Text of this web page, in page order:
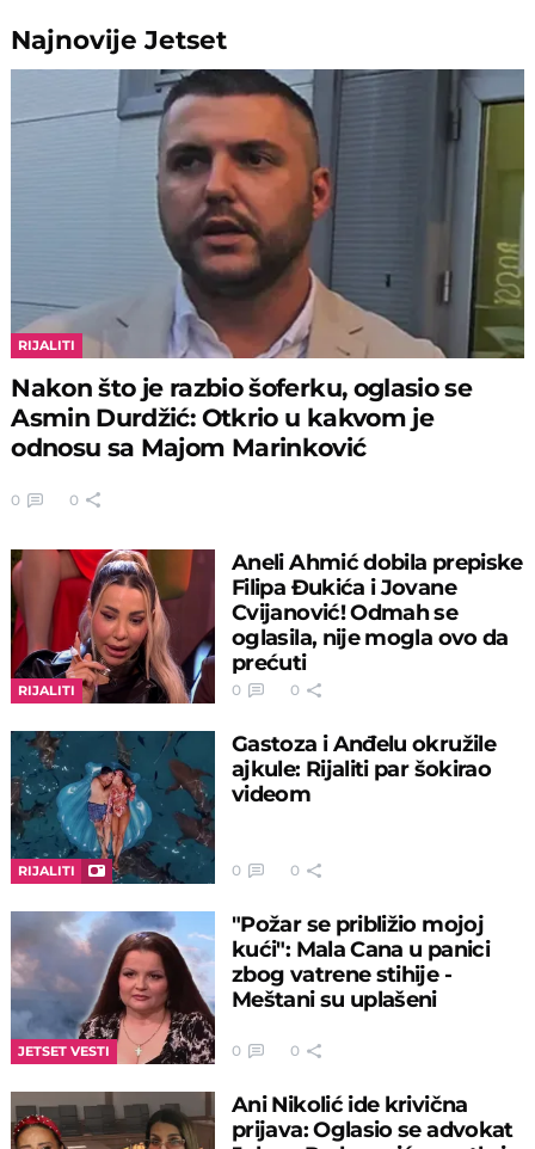
NajnovijeJetset
RIJALITI
Nakon što je razbio šoferku, oglasio se
Asmin Durdžić: Otkrio u kakvom je
odnosu sa Majom Marinković
0 0
RIJALITI
Aneli Ahmić dobila prepiske
Filipa Đukića i Jovane
Cvijanović! Odmah se
oglasila, nije mogla ovo da
prećuti
0 0
RIJALITI
Gastoza i Anđelu okružile
ajkule: Rijaliti par šokirao
videom
0 0
JETSET VESTI
"Požar se približio mojoj
kući": Mala Cana u panici
zbog vatrene stihije -
Meštani su uplašeni
0 0
Ani Nikolić ide krivična
prijava: Oglasio se advokat